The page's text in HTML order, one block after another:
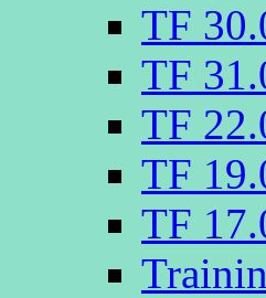
TF
TF
TF
TF
TF